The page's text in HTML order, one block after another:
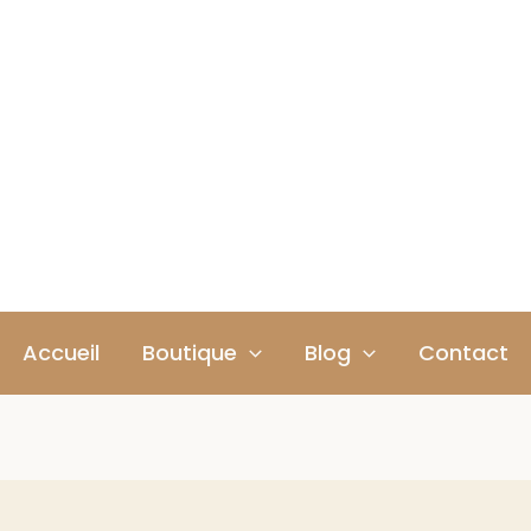
Accueil Boutique Blog Contact